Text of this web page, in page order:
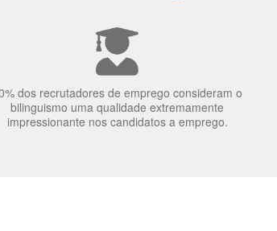
dos recrutadores de emprego consideram o
bilinguismo uma qualidade extremamente
impressionante nos candidatos a emprego.